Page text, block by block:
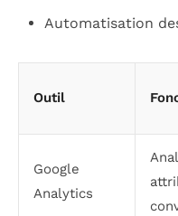
Automatisation
Outil
Google
Analytics